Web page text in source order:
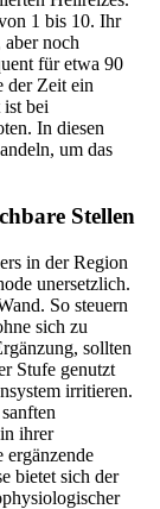
1 bis 10. Ihr
noch
für etwa 90
der Zeit ein
ist bei
In diesen
um das
Stellen
in der Region
unersetzlich.
So steuern
sich zu
sollten
Stufe genutzt
irritieren.
ihrer
ergänzende
bietet sich der